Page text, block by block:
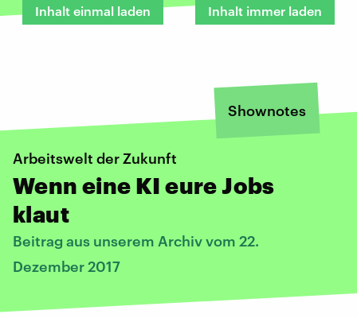
Inhalt einmal laden Inhalt immer laden
Shownotes
Arbeitswelt der Zukunft
Wenn eine KI eure Jobs
klaut
Beitrag aus unserem Archiv vom 22.
Dezember 2017